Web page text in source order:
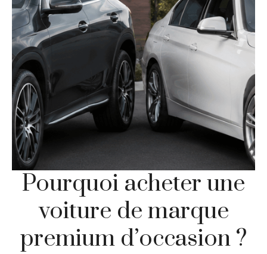
Pourquoi acheter une
voiture de marque
premium d’occasion ?